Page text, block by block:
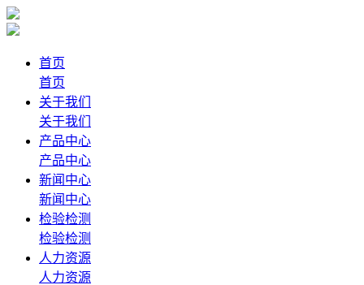
首页
首页
关于我们
关于我们
产品中心
产品中心
新闻中心
新闻中心
检验检测
检验检测
人力资源
人力资源